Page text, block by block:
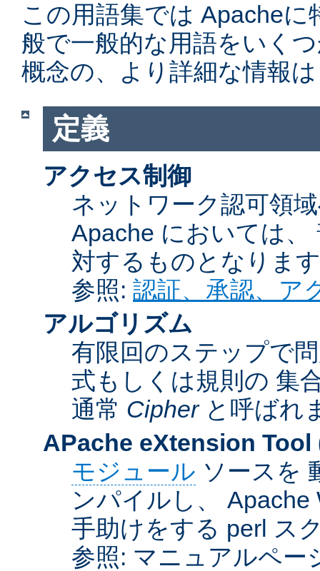
この用語集では Apache
般で一般的な用語をいく
概念の、より詳細な情報
定義
アクセス制御
ネットワーク認可領
Apache においては
対するものとなりま
参照: 認証、承認、ア
アルゴリズム
有限回のステップで
式もしくは規則の 集
通常 Cipherと呼ばれ
APache eXtension Tool
モジュール ソースを
ンパイルし、
手助けをする perl ス
参照: マニュアルペー